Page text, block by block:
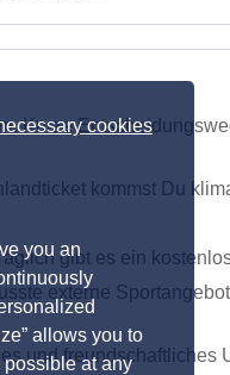
cookies
you an
allows you to
at any
Kurze
kommst Du
gibt es ein
externe
und freundschaftliches